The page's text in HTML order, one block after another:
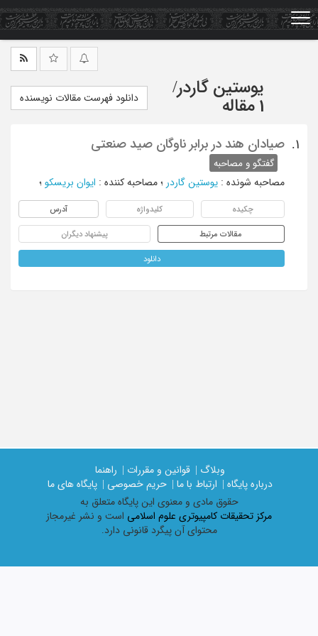
Skip
to
یوستین گاردر/
1 مقاله
دانلود فهرست مقالات نویسنده
1. صیادان هند در برابر ناوگان صید صنعتی
گفتگو و مصاحبه
مصاحبه شونده : یوستین گاردر ؛ مصاحبه کننده : ایوان بریسکو ؛
چکیده کلیدواژه آدرس
مقالات مرتبط پیشنهاد دیگران
دانلود
وبلاگ | قوانین و مقررات |
راهنما
درباره پایگاه |
ارتباط با ما | حریم خصوصی |
پایگاه های ما
حقوق مادی و معنوی اين پايگاه متعلق به
مرکز تحقیقات کامپیوتری علوم اسلامی است و نشر غیرمجاز
محتوای آن پیگرد قانونی دارد.